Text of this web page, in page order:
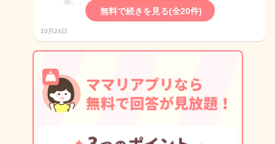
無料で続きを見る(全20件)
10月24日